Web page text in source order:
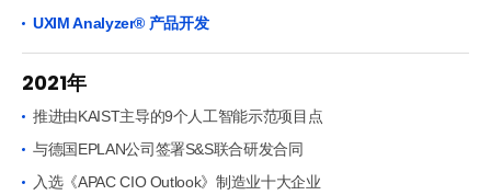
UXIM Analyzer® 产品开发
2021年
推进由KAIST主导的9个人工智能示范项目点
与德国EPLAN公司签署S&S联合研发合同
入选《APAC CIO Outlook》制造业十大企业